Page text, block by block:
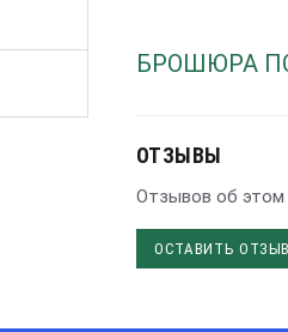
БРОШЮРА
ОТЗЫВЫ
Отзывов об этом
ОСТАВИТЬ ОТЗЫВ